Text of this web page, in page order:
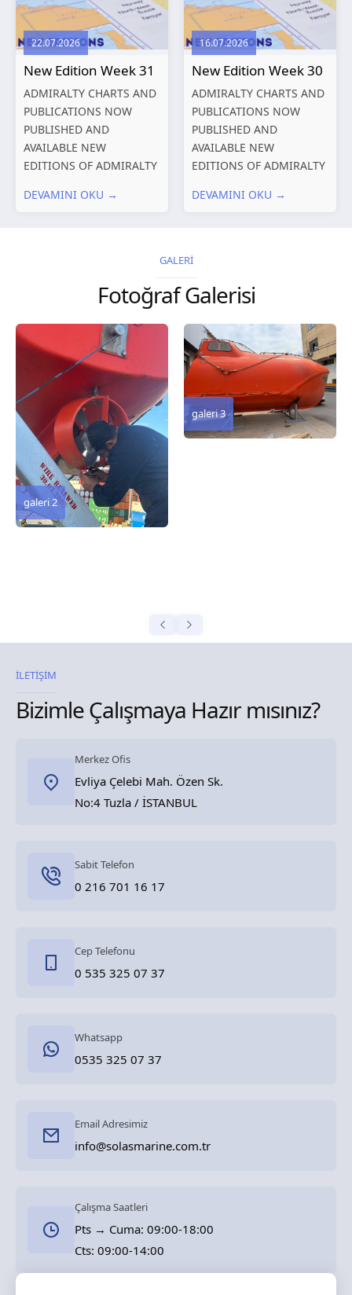
Title, limits
and other remarks
319
International chart
limits and other remarks
1602 China – Chang...
22.07.2026
New Edition Week 31
ADMIRALTY CHARTS AND
PUBLICATIONS NOW
PUBLISHED AND
AVAILABLE NEW
EDITIONS OF ADMIRALTY
PUBLICATIONS New
remarks 127 Korea
DEVAMINI OKU →
16.07.2026
New Edition Week 30
ADMIRALTY CHARTS AND
PUBLICATIONS NOW
PUBLISHED AND
AVAILABLE NEW
EDITIONS OF ADMIRALTY
PUBLICATIONS New
2026 Chart
Title, limits and other
remarks 67 Gulf of...
DEVAMINI OKU →
GALERİ
Fotoğraf Galerisi
galeri 2
galeri 3
İLETİŞİM
Bizimle Çalışmaya Hazır mısınız?
Merkez Ofis
Evliya Çelebi Mah. Özen Sk.
No:4 Tuzla / İSTANBUL
Sabit Telefon
0 216 701 16 17
Cep Telefonu
0 535 325 07 37
Whatsapp
0535 325 07 37
Email Adresimiz
info@solasmarine.com.tr
Çalışma Saatleri
Pts → Cuma: 09:00-18:00
Cts: 09:00-14:00